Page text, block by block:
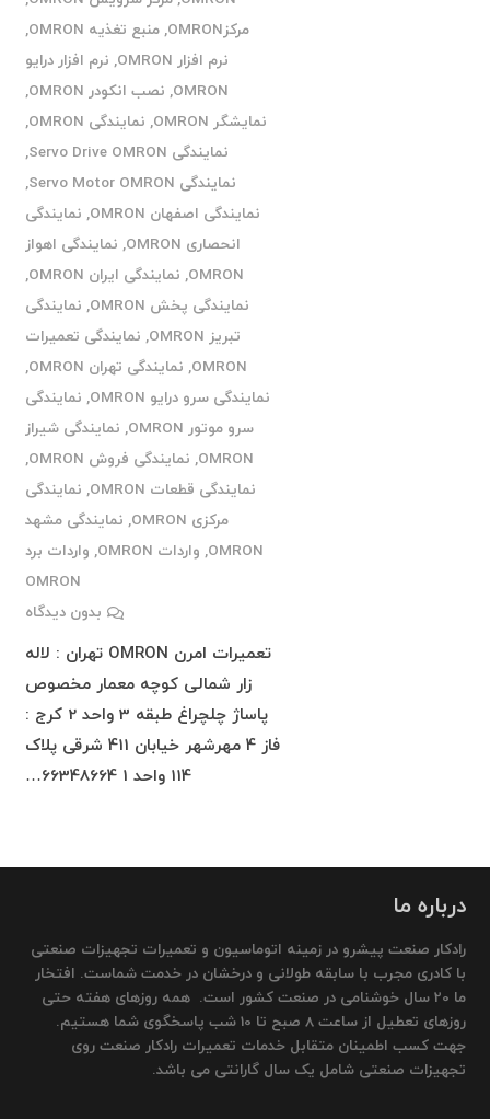
مرکزOMRON
,منبع تغذیه OMRON
,
نرم افزار OMRON
, نرم افزار درایو
OMRON
, نصب انکودر OMRON
,
نمایشگر OMRON
, نمایندگی OMRON
,
نمایندگی Servo Drive OMRON
,
نمایندگی Servo Motor OMRON
,
نمایندگی اصفهان OMRON
, نمایندگی
انحصاری OMRON
, نمایندگی اهواز
OMRON
, نمایندگی ایران OMRON
,
نمایندگی پخش OMRON
, نمایندگی
تبریز OMRON
, نمایندگی تعمیرات
OMRON
, نمایندگی تهران OMRON
,
نمایندگی سرو درایو OMRON
, نمایندگی
سرو موتور OMRON
, نمایندگی شیراز
OMRON
, نمایندگی فروش OMRON
,
نمایندگی قطعات OMRON
, نمایندگی
مرکزی OMRON
, نمایندگی مشهد
OMRON
, واردات OMRON , واردات برد
OMRON
بدون دیدگاه
تعمیرات امرن OMRON تهران : لاله
زار شمالی کوچه معمار مخصوص
پاساژ چلچراغ طبقه 3 واحد 2 کرج :
فاز 4 مهرشهر خیابان 411 شرقی پلاک
114 واحد 1 66348664…
درباره ما
رادکار صنعت پیشرو در زمینه اتوماسیون و تعمیرات تجهیزات صنعتی
با کادری مجرب با سابقه طولانی و درخشان در خدمت شماست. افتخار
ما 20 سال خوشنامی در صنعت کشور است. همه روزهای هفته حتی
روزهای تعطیل از ساعت 8 صبح تا 10 شب پاسخگوی شما هستیم.
جهت کسب اطمینان متقابل خدمات تعمیرات رادکار صنعت روی
تجهیزات صنعتی شامل یک سال گارانتی می باشد.